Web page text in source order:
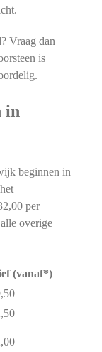
Vraag dan
is
in
beginnen in
per
overige
(vanaf*)